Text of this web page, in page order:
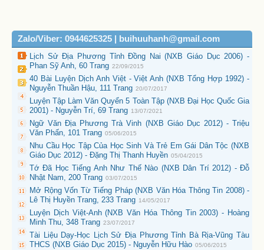
Zalo/Viber: 0944625325 | buihuuhanh@gmail.com
Lịch Sử Địa Phương Tỉnh Đồng Nai (NXB Giáo Dục 2006) -
Phan Sỹ Anh, 60 Trang 22/09/2015
40 Bài Luyện Dịch Anh Việt - Việt Anh (NXB Tổng Hợp 1992) -
Nguyễn Thuần Hậu, 111 Trang 20/07/2017
Luyện Tập Làm Văn Quyển 5 Toàn Tập (NXB Đại Học Quốc Gia
2001) - Nguyễn Trí, 69 Trang 13/07/2021
Ngữ Văn Địa Phương Trà Vinh (NXB Giáo Dục 2012) - Triệu
Văn Phấn, 101 Trang 05/06/2015
Nhu Cầu Học Tập Của Học Sinh Và Trẻ Em Gái Dân Tộc (NXB
Giáo Dục 2012) - Đặng Thị Thanh Huyền 05/04/2015
Tớ Đã Học Tiếng Anh Như Thế Nào (NXB Dân Trí 2012) - Đỗ
Nhật Nam, 200 Trang 03/07/2015
Mở Rộng Vốn Từ Tiếng Pháp (NXB Văn Hóa Thông Tin 2008) -
Lê Thị Huyền Trang, 233 Trang 14/05/2017
Luyện Dịch Việt-Anh (NXB Văn Hóa Thông Tin 2003) - Hoàng
Minh Thu, 348 Trang 23/07/2017
Tài Liệu Dạy-Học Lịch Sử Địa Phương Tỉnh Bà Rịa-Vũng Tàu
THCS (NXB Giáo Dục 2015) - Nguyễn Hữu Hào 05/06/2015